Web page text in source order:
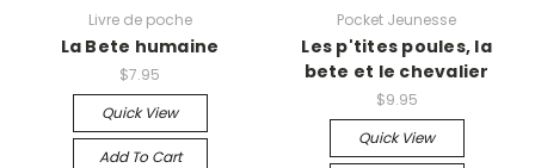
Livre de poche
La Bete humaine
$7.95
Quick View
Add To Cart
Pocket Jeunesse
Les p'tites poules, la
bete et le chevalier
$9.95
Quick View